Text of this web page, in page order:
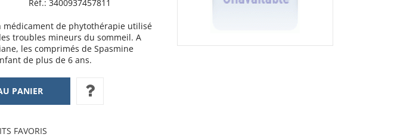
Réf.: 3400937457811
médicament de phytothérapie utilisé
troubles mineurs du sommeil. A
les comprimés de Spasmine
de plus de 6 ans.
FAVORIS